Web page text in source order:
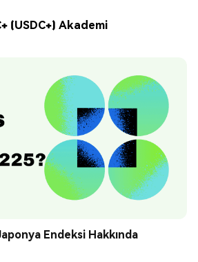
(USDC+) Akademi
Endeksi Hakkında